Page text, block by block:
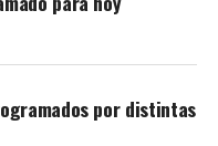
por distintas